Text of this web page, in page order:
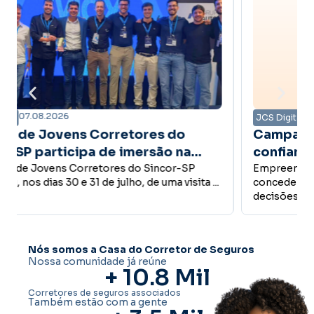
JCS Digital
Campanha Amanhã Seguro mostra que
confiança é a base do
desenvolvimento econômico
Empreender, investir, contratar funcionários,
conceder crédito ou abrir um novo negócio são
decisões que fazem parte do desenvolvimento ...
Nós somos a Casa do Corretor de Seguros
Nossa comunidade já reúne
+ 10.8 Mil
Corretores de seguros associados
Também estão com a gente